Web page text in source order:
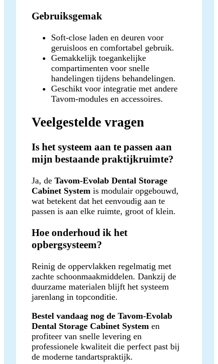
Gebruiksgemak
Soft-close laden en deuren voor
geruisloos en comfortabel gebruik.
Gemakkelijk toegankelijke
compartimenten voor snelle
handelingen tijdens behandelingen.
Geschikt voor integratie met andere
Tavom-modules en accessoires.
Veelgestelde vragen
Is het systeem aan te passen aan
mijn bestaande praktijkruimte?
Ja, de Tavom-Evolab Dental Storage
Cabinet System is modulair opgebouwd,
wat betekent dat het eenvoudig aan te
passen is aan elke ruimte, groot of klein.
Hoe onderhoud ik het
opbergsysteem?
Reinig de oppervlakken regelmatig met
zachte schoonmaakmiddelen. Dankzij de
duurzame materialen blijft het systeem
jarenlang in topconditie.
Bestel vandaag nog de Tavom-Evolab
Dental Storage Cabinet System en
profiteer van snelle levering en
professionele kwaliteit die perfect past bij
de moderne tandartspraktijk.